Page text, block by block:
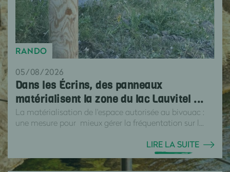
RANDO
05/08/2026
Dans les Écrins, des panneaux
matérialisent la zone du lac Lauvitel ...
La matérialisation de l'espace autorisée au bivouac :
une mesure pour mieux gérer la fréquentation sur l...
LIRE LA SUITE